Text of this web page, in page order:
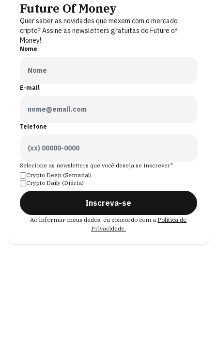
Future Of Money
Quer saber as novidades que mexem com o mercado
cripto? Assine as newsletters gratuitas do Future of
Money!
Nome
E-mail
Telefone
Selecione as newsletters que você deseja se inscrever*
Crypto Deep (Semanal)
Crypto Daily (Diária)
Inscreva-se
Ao informar meus dados, eu concordo com a Política de
Privacidade.